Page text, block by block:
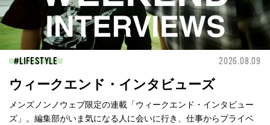
LIFESTYLE 2026.08.09
ウィークエンド・インタビューズ
メンズノンノウェブ限定の連載「ウィークエンド・インタビュー
ズ」。編集部がいま気になる人に会いに行き、仕事からプライベ